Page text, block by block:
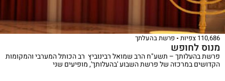
110,686 צפיות פרשת בהעלתך
מנוס לחופש
פרשת בהעלותך – תשע"ח הרב שמואל רבינוביץ רב הכותל המערבי והמקומות
הקדושים במרכזה של פרשת השבוע 'בהעלותך', מופיעים שני